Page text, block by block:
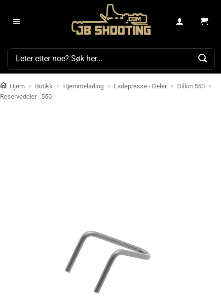
Søk
Hjem > Butikk > Hjemmelading > Ladepresse - Deler > Dillon 550 >
Reservedeler - 550